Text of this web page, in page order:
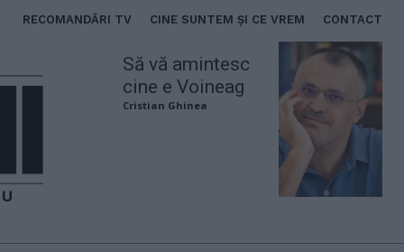
RECOMANDĂRI TV CINE SUNTEM ȘI CE VREM CONTACT
Să vă amintesc
cine e Voineag
Cristian Ghinea